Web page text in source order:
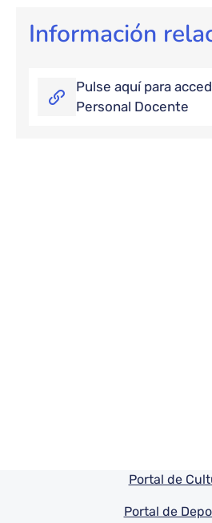
Información
Pulse aquí para
Personal Docente
Pie de paginaPortal de
Portal de